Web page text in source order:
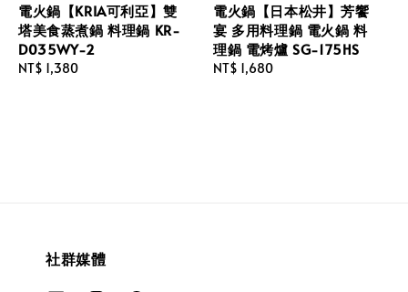
電火鍋【KRIA可利亞】雙
塔美食蒸煮鍋 料理鍋 KR-
D035WY-2
Regular
NT$ 1,380
電火鍋【日本松井】芳饗
宴 多用料理鍋 電火鍋 料
理鍋 電烤爐 SG-175HS
Regular
NT$ 1,680
社群媒體